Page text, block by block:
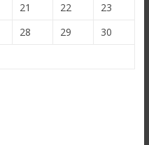
21 22
23
28 29
30